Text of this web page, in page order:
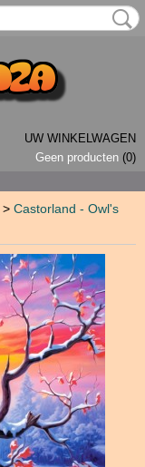
UW WINKELWAGEN
Geen producten (0)
> Castorland - Owl's